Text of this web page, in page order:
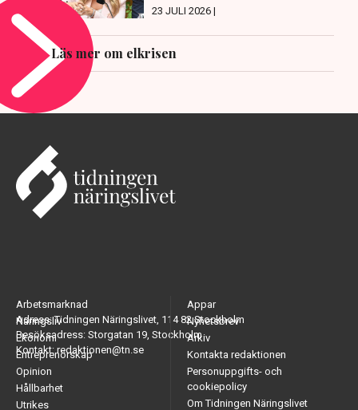
23 JULI 2026 |
Läs mer om elkrisen
Adress: Tidningen Näringslivet, 114 82 Stockholm
Besöksadress: Storgatan 19, Stockholm
Kontakt: redaktionen@tn.se
Arbetsmarknad
Näringsliv
Ekonomi
Entreprenörskap
Opinion
Hållbarhet
Utrikes
Appar
Nyhetsbrev
Arkiv
Kontakta redaktionen
Personuppgifts- och
cookiepolicy
Om Tidningen Näringslivet